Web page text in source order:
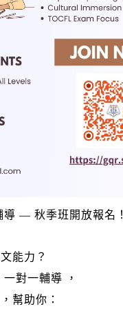
— 秋季班開放報名！
能力？
一對一輔導
，
幫助你：